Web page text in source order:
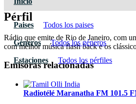
Paises Todos los paises
Géneros Todos los géneros
Estaciones Todos los pérfiles
Pérfil
Rádio que emite de Rio de Janeiro, com
com melhor música flash back e os
Emisoras relacionadas
Radiotélé Maranatha FM 101.5